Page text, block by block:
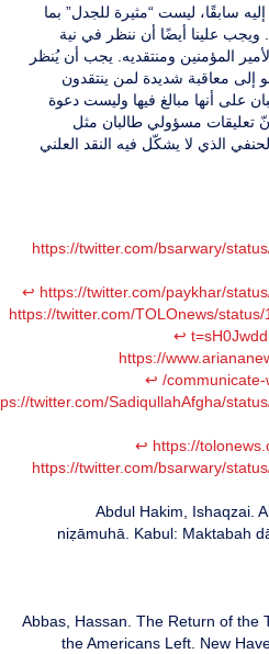
سابقًا، ليست “مثيرة للجدل” بما
علينا أيضًا أن ننظر في نية
المؤمنين ومنتقديه. يجب أن يُنظر
إلى معاقبة شديدة لمن ينتقدون
على أنها مبالغ فيها وليست دعوة
تعليقات مسؤولي طالبان مثل
الذي لا يشكّل فيه النقد العلني
https://twitter.com/bsarwary/
https://twitter.com/paykhar/
↩︎
https://twitter.com/TOLOnews/
↩︎
https://
communicate-
↩︎
twitter.com/SadiqullahAfgha/
https://
↩︎
https://twitter.com/bsarwary/
Abdul Hakim, Ishaqzai.
niẓāmuhā. Kabul: Maktabah
Abbas, Hassan. The Return of the
the Americans Left. New